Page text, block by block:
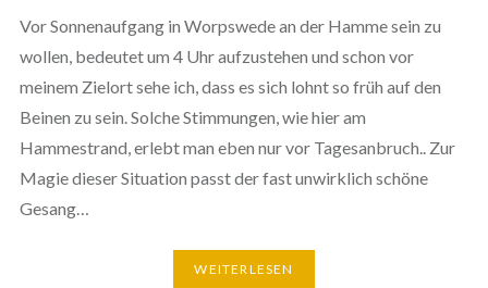
Vor Sonnenaufgang in Worpswede an der Hamme sein zu
wollen, bedeutet um 4 Uhr aufzustehen und schon vor
meinem Zielort sehe ich, dass es sich lohnt so früh auf den
Beinen zu sein. Solche Stimmungen, wie hier am
Hammestrand, erlebt man eben nur vor Tagesanbruch.. Zur
Magie dieser Situation passt der fast unwirklich schöne
Gesang…
WEITERLESEN